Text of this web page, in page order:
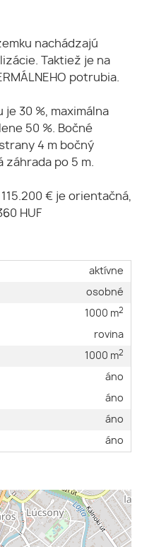
nachádzajú
Taktiež je na
potrubia.
je 30 %, maximálna
50 %. Bočné
4 m bočný
po 5 m.
€ je orientačná,
HUF
aktívne
osobné
1000 m2
rovina
1000 m2
áno
áno
áno
áno